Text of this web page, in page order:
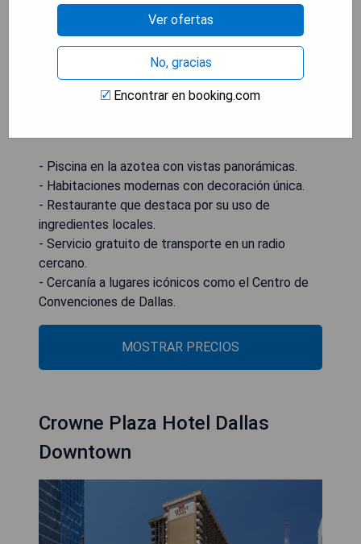
eventos sociales. Una conveniente servicio de
transporte se ofrece para destinos dentro del
radio de 1 milla del hotel. En el vestíbulo se
pueden encontrar mesas de billar, mientras que
Chef's Palette, el restaurante completo del hotel,
- Piscina en la azotea con vistas panorámicas.
- Habitaciones modernas con decoración única.
- Restaurante que destaca por su uso de
ingredientes locales.
- Servicio gratuito de transporte en un radio
cercano.
- Cercanía a lugares icónicos como el Centro de
Convenciones de Dallas.
MOSTRAR PRECIOS
Crowne Plaza Hotel Dallas
Downtown
Ver ofertas
No, gracias
Encontrar en booking.com